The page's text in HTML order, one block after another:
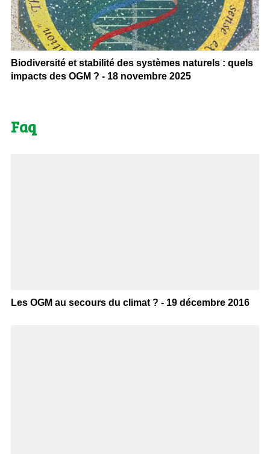
Biodiversité et stabilité des systèmes naturels : quels
impacts des OGM ? - 18 novembre 2025
Faq
Les OGM au secours du climat ? - 19 décembre 2016